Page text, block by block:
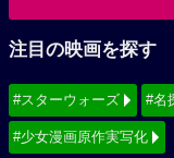
注目の映画を探す
#スターウォーズ #名
#少女漫画原作実写化